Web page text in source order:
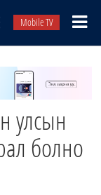
Mobile TV
улсын
болно